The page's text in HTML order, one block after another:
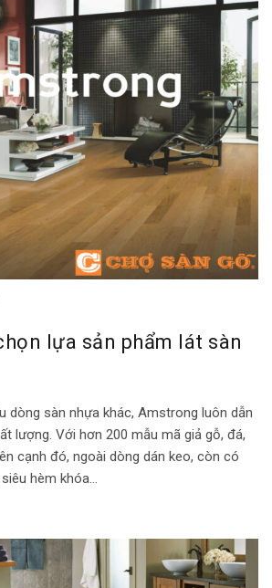
lựa sản phẩm lát sàn
dòng sàn nhựa khác, Amstrong luôn dẫn
lượng. Với hơn 200 mẫu mã giả gỗ, đá,
cạnh đó, ngoài dòng dán keo, còn có
hèm khóa…